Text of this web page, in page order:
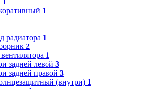
1
радиатора 1
2
1
задней левой 3
задней правой 3
(внутри) 1